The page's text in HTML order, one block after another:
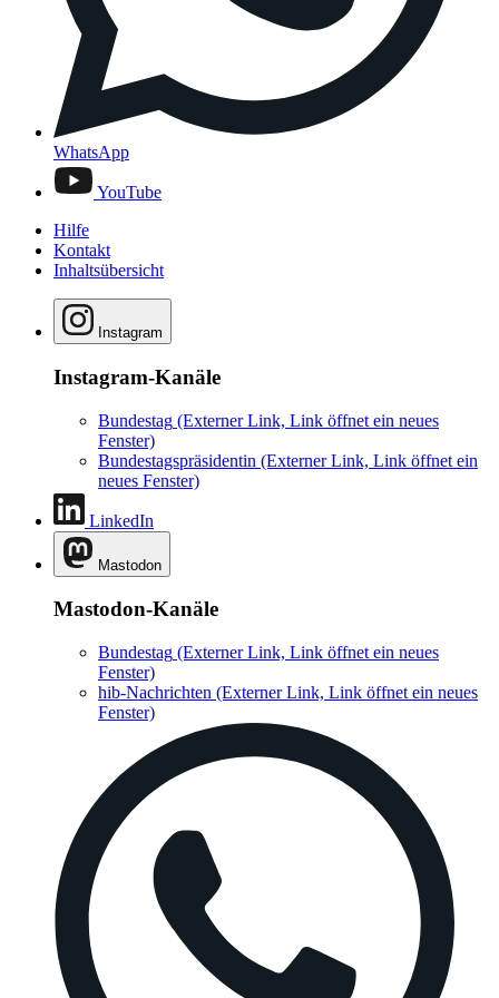
WhatsApp
YouTube
Hilfe
Kontakt
Inhaltsübersicht
Instagram
Instagram-Kanäle
Bundestag (Externer Link, Link öffnet ein neues
Fenster)
Bundestagspräsidentin (Externer Link, Link öffnet ein
neues Fenster)
LinkedIn
Mastodon
Mastodon-Kanäle
Bundestag (Externer Link, Link öffnet ein neues
Fenster)
hib-Nachrichten (Externer Link, Link öffnet ein neues
Fenster)